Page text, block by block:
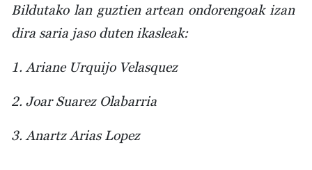
Bildutako lan guztien artean ondorengoak izan
dira saria jaso duten ikasleak:
1. Ariane Urquijo Velasquez
2. Joar Suarez Olabarria
3. Anartz Arias Lopez